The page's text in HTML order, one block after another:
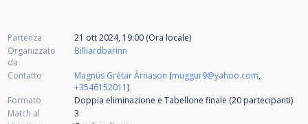
Partenza
21 ott 2024, 19:00 (Ora locale)
Organizzato
da
Billiardbarinn
Contatto Magnús Grétar Árnason (muggur9@yahoo.com,
+3546152011)
Formato
Doppia eliminazione e Tabellone finale (20 partecipanti)
Match al
3